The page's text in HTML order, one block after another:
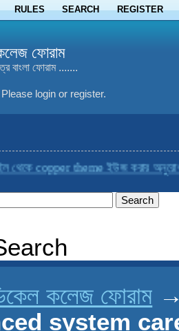
RULES SEARCH REGISTER
ফোরাম
বাংলা ফোরাম .......
Please login or register.
copper theme ইউজ করার অনুরোধ
কলেজ ফোরাম
system care